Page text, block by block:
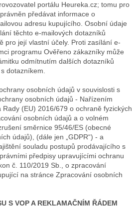
portálu Heureka.cz; tomu pro
předávat informace o
adresu kupujícího. Osobní údaje
těchto e-mailových dotazníků
pro její vlastní účely. Proti zasílání e-
programu Ověřeno zákazníky může
odmítnutím dalších dotazníků
dotazníkem.
osobních údajů v souvislosti s
osobních údajů - Nařízením
(EU) 2016/679 o ochraně fyzických
osobních údajů a o volném
směrnice 95/46/ES (obecné
údajů), (dále jen „GDPR“) - a
souladu postupů prodávajícího s
předpisy upravujícími ochranu
č. 110/2019 Sb., o zpracování
na stránce Zpracování osobních
S VOP A REKLAMAČNÍM ŘÁDEM